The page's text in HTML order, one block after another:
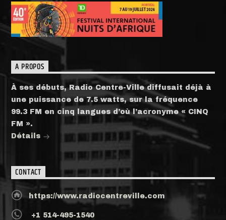
A PROPOS
À ses débuts, Radio Centre-Ville diffusait déjà à
une puissance de 7.5 watts, sur la fréquence
99.3 FM en cinq langues d’où l’acronyme « CINQ
FM ».
Détails
CONTACT
https://www.radiocentreville.com
+1 514-495-1540